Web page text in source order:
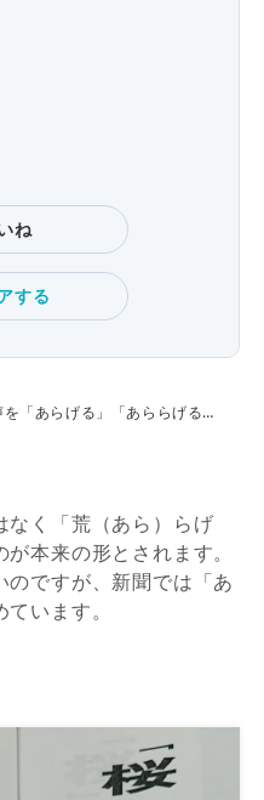
ね
する
「あらげる」「あららげる」
なく「荒（あら）らげ
本来の形とされます。
のですが、新聞では「あ
います。